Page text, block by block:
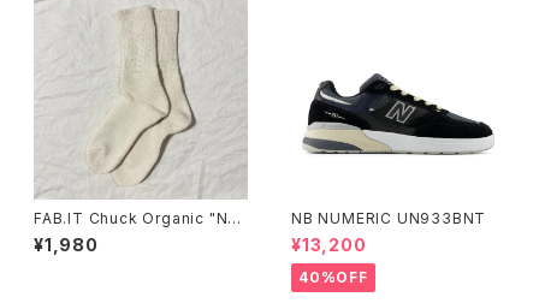
FAB.IT Chuck Organic "NA
TURAL"
¥1,980
NB NUMERIC UN933BNT
¥13,200
40%OFF